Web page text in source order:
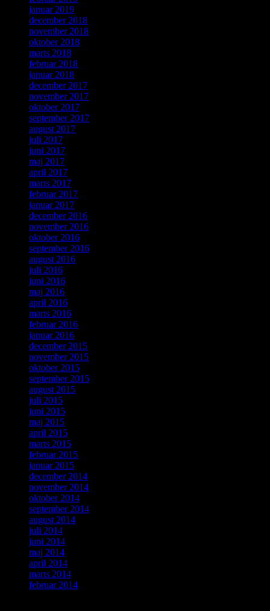
januar 2019
december 2018
november 2018
oktober 2018
marts 2018
februar 2018
januar 2018
december 2017
november 2017
oktober 2017
september 2017
august 2017
juli 2017
juni 2017
maj 2017
april 2017
marts 2017
februar 2017
januar 2017
december 2016
november 2016
oktober 2016
september 2016
august 2016
juli 2016
juni 2016
maj 2016
april 2016
marts 2016
februar 2016
januar 2016
december 2015
november 2015
oktober 2015
september 2015
august 2015
juli 2015
juni 2015
maj 2015
april 2015
marts 2015
februar 2015
januar 2015
december 2014
november 2014
oktober 2014
september 2014
august 2014
juli 2014
juni 2014
maj 2014
april 2014
marts 2014
februar 2014